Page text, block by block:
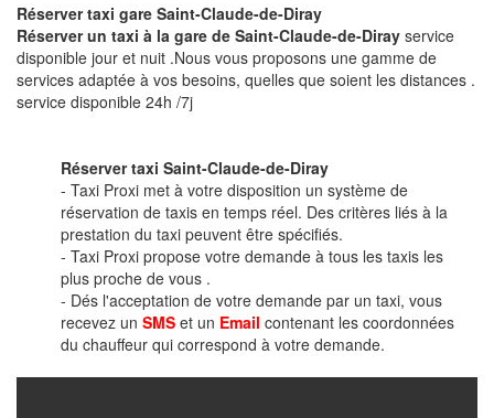
Réserver taxi gare Saint-Claude-de-Diray
Réserver un taxi à la gare de Saint-Claude-de-Diray service
disponible jour et nuit .Nous vous proposons une gamme de
services adaptée à vos besoins, quelles que soient les distances .
service disponible 24h /7j
Réserver taxi Saint-Claude-de-Diray
- Taxi Proxi met à votre disposition un système de
réservation de taxis en temps réel. Des critères liés à la
prestation du taxi peuvent être spécifiés.
- Taxi Proxi propose votre demande à tous les taxis les
plus proche de vous .
- Dés l'acceptation de votre demande par un taxi, vous
recevez un SMS et un Email contenant les coordonnées
du chauffeur qui correspond à votre demande.